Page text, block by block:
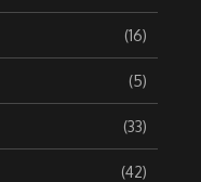
(16)
(5)
(33)
(42)